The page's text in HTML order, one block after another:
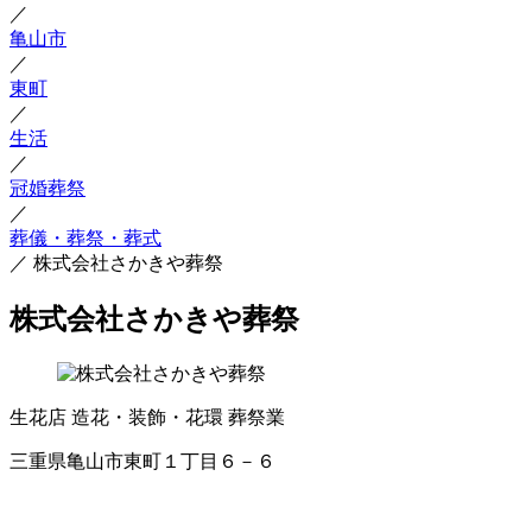
／
亀山市
／
東町
／
生活
／
冠婚葬祭
／
葬儀・葬祭・葬式
／ 株式会社さかきや葬祭
株式会社さかきや葬祭
生花店 造花・装飾・花環 葬祭業
三重県亀山市東町１丁目６－６